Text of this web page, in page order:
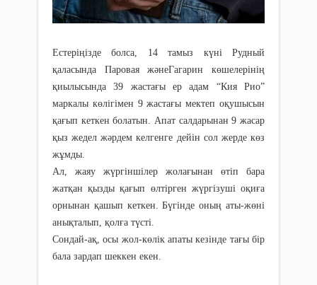
Естеріңізде болса, 14 тамыз күні Рудный
қаласында Паровая жәнеГагарин көшелерінің
қиылысында 39 жастағы ер адам “Кия Рио”
маркалы көлігімен 9 жастағы мектеп оқушысын
қағып кеткен болатын. Апат салдарынан 9 жасар
қыз жедел жәрдем келгенге дейін сол жерде көз
жұмды.
Ал, жаяу жүргіншілер жолағынан өтіп бара
жатқан қызды қағып өлтірген жүргізуші оқиға
орнынан қашып кеткен. Бүгінде оның аты-жөні
анықталып, қолға түсті.
Сондай-ақ, осы жол-көлік апаты кезінде тағы бір
бала зардап шеккен екен.